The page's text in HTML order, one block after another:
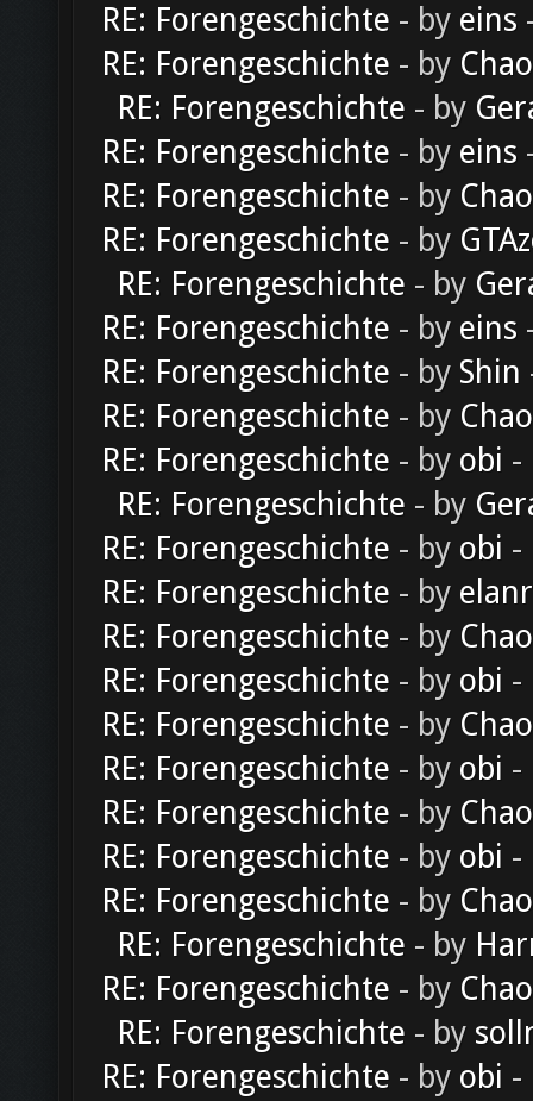
RE: Forengeschichte - by eins
RE: Forengeschichte - by
RE: Forengeschichte - by
RE: Forengeschichte - by eins
RE: Forengeschichte - by
RE: Forengeschichte - by
RE: Forengeschichte - by
RE: Forengeschichte - by eins
RE: Forengeschichte - by Shin
RE: Forengeschichte - by
RE: Forengeschichte - by obi -
RE: Forengeschichte - by
RE: Forengeschichte - by obi -
RE: Forengeschichte - by
RE: Forengeschichte - by
RE: Forengeschichte - by obi -
RE: Forengeschichte - by
RE: Forengeschichte - by obi -
RE: Forengeschichte - by
RE: Forengeschichte - by obi -
RE: Forengeschichte - by
RE: Forengeschichte - by
RE: Forengeschichte - by
RE: Forengeschichte - by
RE: Forengeschichte - by obi -